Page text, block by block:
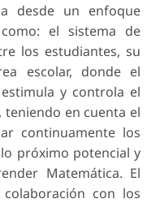
desde un enfoque
el sistema de
los estudiantes, su
escolar, donde el
y controla el
en cuenta el
continuamente los
próximo potencial y
Matemática. El
con los